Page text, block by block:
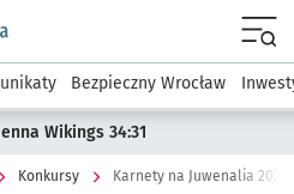
podserwis: Dla mieszkańca
Bezpieczny Wrocław
Wikings 34:31
Konkursy Karnety na Juwenalia 2024